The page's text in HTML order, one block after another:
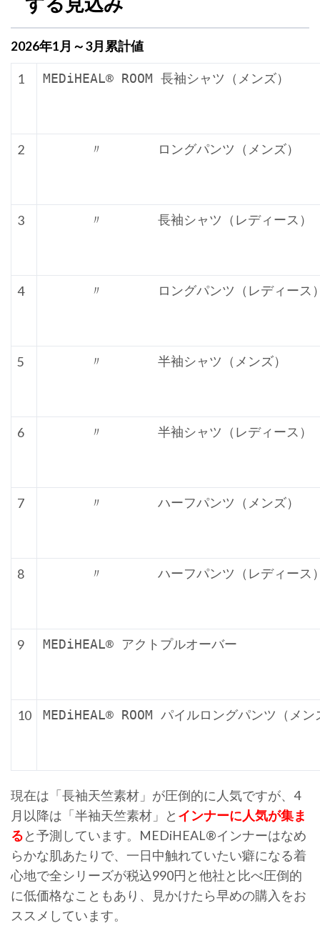
2026年1月～3月累計値
1 MEDiHEAL® ROOM 長袖シャツ（メンズ）
2
      〃       ロングパンツ（メンズ）
3
      〃       長袖シャツ（レディース）
4
〃       ロングパンツ（レディース
5
      〃       半袖シャツ（メンズ）
6
      〃       半袖シャツ（レディース）
7
      〃       ハーフパンツ（メンズ）
8
〃       ハーフパンツ（レディース
9 MEDiHEAL® アクトプルオーバー
10 MEDiHEAL® ROOM パイルロングパンツ（メン
現在は「長袖天竺素材」が圧倒的に人気ですが、4
月以降は「半袖天竺素材」と インナーに人気が集ま
ると予測しています。MEDiHEAL®インナーはなめ
らかな肌あたりで、一日中触れていたい癖になる着
心地で全シリーズが税込990円と他社と比べ圧倒的
に低価格なこともあり、見かけたら早めの購入をお
ススメしています。